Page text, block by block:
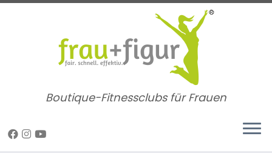
Zum
Boutique-Fitnessclubs für Frauen